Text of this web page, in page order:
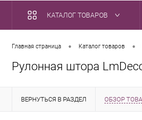
КАТАЛОГ ТОВАРОВ
Главная страница • Каталог товаров •
Рулонная штора
ВЕРНУТЬСЯ В РАЗДЕЛ ОБЗОР